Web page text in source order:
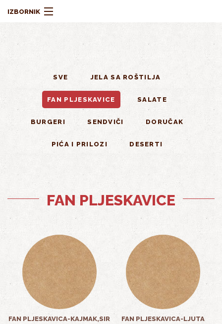
Skoči na glavni sadržaj
IZBORNIK
MENI
O NAMA
SVE JELA SA ROŠTILJA
FAN PLJESKAVICE SALATE
BURGERI SENDVIČI DORUČAK
PIĆA I PRILOZI DESERTI
FAN PLJESKAVICE
FAN PLJESKAVICA-KAJMAK,SIR FAN PLJESKAVICA-LJUTA